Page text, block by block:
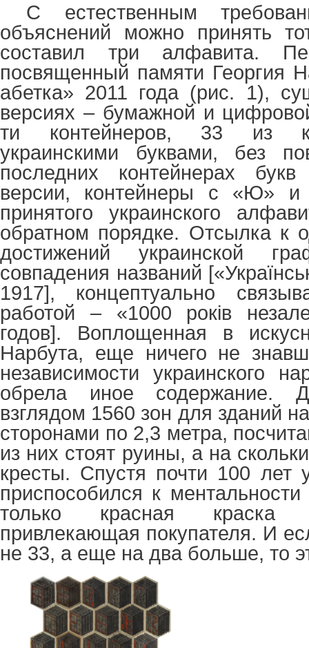
С естественным
объяснений можно принять
составил три алфавита.
посвященный памяти Георгия
абетка» 2011 года (рис. 1),
версиях – бумажной и
ти контейнеров, 33 из
украинскими буквами, без
последних контейнерах
версии, контейнеры с «Ю» и
принятого украинского
обратном порядке. Отсылка к
достижений украинской
совпадения названий [«
1917], концептуально
работой – «1000 років
годов]. Воплощенная в
Нарбута, еще ничего не
независимости украинского
обрела иное содержание.
взглядом 1560 зон для зданий
сторонами по 2,3 метра,
из них стоят руины, а на
кресты. Спустя почти 100 лет
приспособился к
только красная краска
привлекающая покупателя. И
не 33, а еще на два больше, то